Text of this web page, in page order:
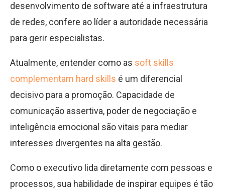
desenvolvimento de software até a infraestrutura
de redes, confere ao líder a autoridade necessária
para gerir especialistas.
Atualmente, entender como as soft skills
complementam hard skills é um diferencial
decisivo para a promoção. Capacidade de
comunicação assertiva, poder de negociação e
inteligência emocional são vitais para mediar
interesses divergentes na alta gestão.
Como o executivo lida diretamente com pessoas e
processos, sua habilidade de inspirar equipes é tão